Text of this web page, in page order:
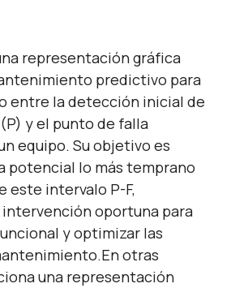
representación gráfica
predictivo para
entre la detección inicial de
y el punto de falla
equipo. Su objetivo es
potencial lo más temprano
este intervalo P-F,
oportuna para
y optimizar las
En otras
una representación